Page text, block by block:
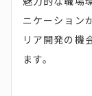
ニケーション
リア開発の機
ます。